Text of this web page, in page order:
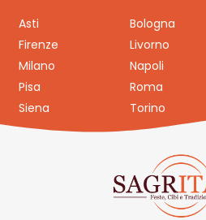
Asti Bologna
Firenze
Livorno
Milano
Napoli
Pisa
Roma
Siena
Torino